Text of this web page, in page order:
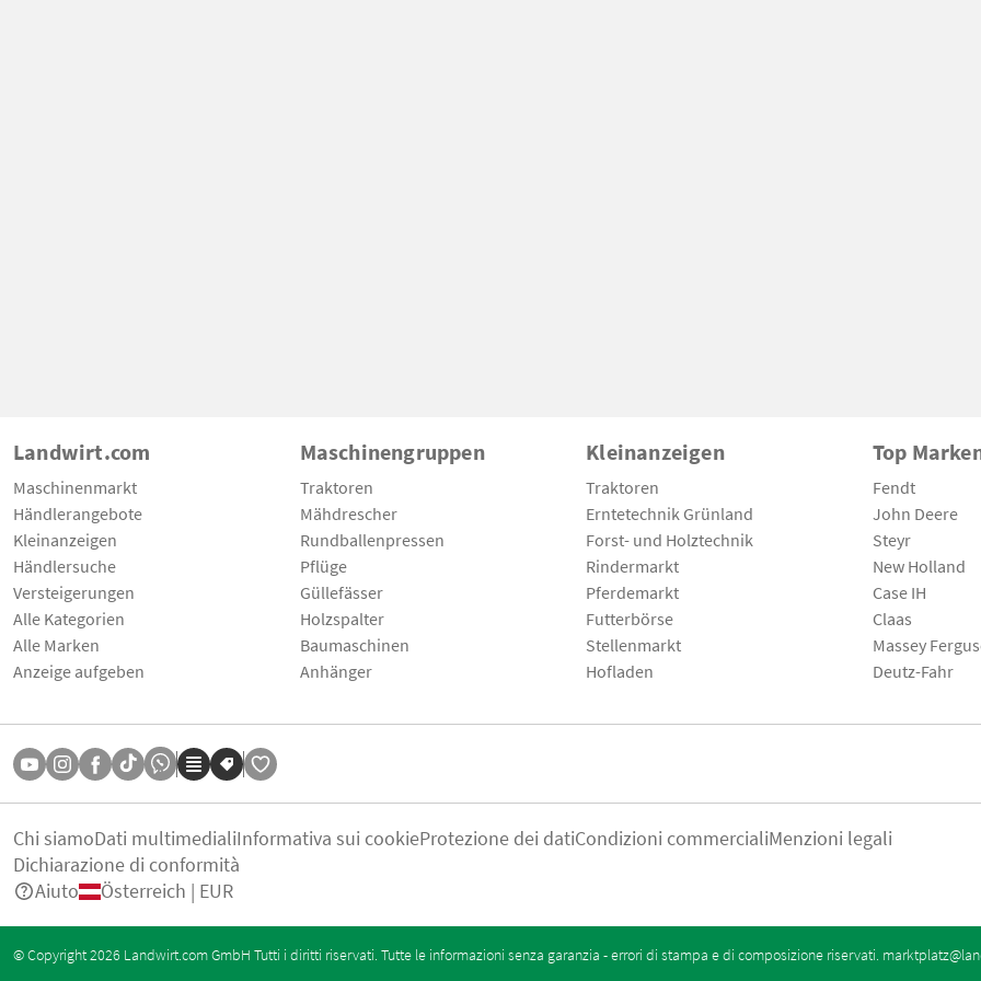
Landwirt.com
Maschinenmarkt
Händlerangebote
Kleinanzeigen
Händlersuche
Versteigerungen
Alle Kategorien
Alle Marken
Anzeige aufgeben
Maschinengruppen
Traktoren
Mähdrescher
Rundballenpressen
Pflüge
Güllefässer
Holzspalter
Baumaschinen
Anhänger
Kleinanzeigen
Traktoren
Erntetechnik Grünland
Forst- und Holztechnik
Rindermarkt
Pferdemarkt
Futterbörse
Stellenmarkt
Hofladen
Top
Fendt
John Deere
Steyr
New Holland
Case IH
Claas
Massey
Deutz-Fahr
Chi siamoDati multimedialiInformativa sui cookieProtezione dei datiCondizioni commercialiMenzioni legali
Dichiarazione di conformità
Aiuto
Österreich | EUR
© Copyright 2026 Landwirt.com GmbH Tutti i diritti riservati. Tutte le informazioni senza garanzia - errori di stampa e di composizione riservati.